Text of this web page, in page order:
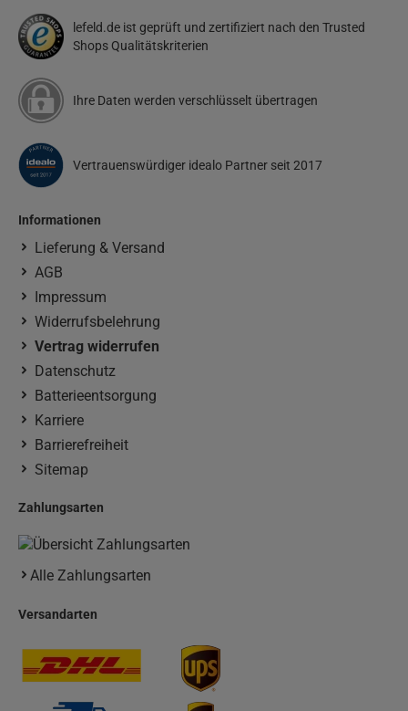
lefeld.de ist geprüft und zertifiziert nach den Trusted
Shops Qualitätskriterien
Ihre Daten werden verschlüsselt übertragen
Vertrauenswürdiger idealo Partner seit 2017
Informationen
Lieferung & Versand
AGB
Impressum
Widerrufsbelehrung
Vertrag widerrufen
Datenschutz
Batterieentsorgung
Karriere
Barrierefreiheit
Sitemap
Zahlungsarten
Alle Zahlungsarten
Versandarten